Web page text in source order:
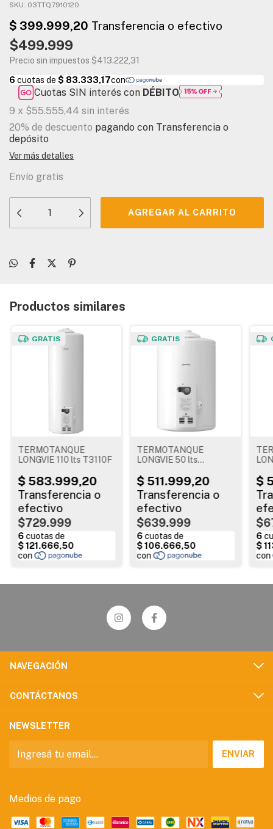
SKU: 03TTQ7910120
$499.999
Precio sin impuestos $413.222,31
Cuotas SIN interés con DÉBITO
9 x $55.555,44 sin interés
20% de descuento pagando con Transferencia o
depósito
Ver más detalles
Envío gratis
Productos similares
GRATIS
TERMOTANQUE
LONGVIE 110 lts T3110F
$729.999
GRATIS
TERMOTANQUE
LONGVIE 50 lts
$639.999
NAVEGACIÓN
CONTÁCTANOS
NEWSLETTER
Medios de pago